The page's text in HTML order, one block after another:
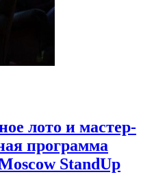
лото и мастер-
программа
StandUp